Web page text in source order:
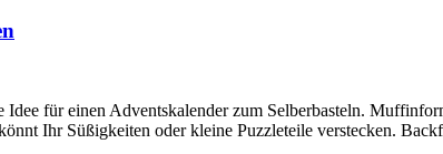
für einen Adventskalender zum Selberbasteln.
Ihr Süßigkeiten oder kleine Puzzleteile verstecken.